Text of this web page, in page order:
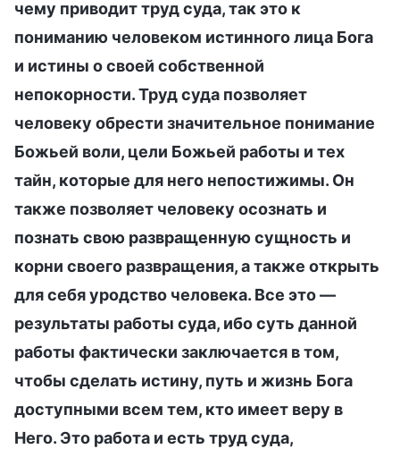
чему приводит труд суда, так это к
пониманию человеком истинного лица Бога
и истины о своей собственной
непокорности. Труд суда позволяет
человеку обрести значительное понимание
Божьей воли, цели Божьей работы и тех
тайн, которые для него непостижимы. Он
также позволяет человеку осознать и
познать свою развращенную сущность и
корни своего развращения, а также открыть
для себя уродство человека. Все это —
результаты работы суда, ибо суть данной
работы фактически заключается в том,
чтобы сделать истину, путь и жизнь Бога
доступными всем тем, кто имеет веру в
Него. Это работа и есть труд суда,